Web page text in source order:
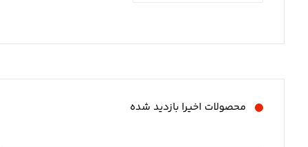
محصولات اخیرا بازدید شده